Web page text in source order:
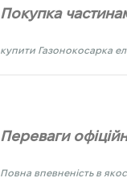
Покупка
купити Газонокосарка
Переваги
Повна впевненість в